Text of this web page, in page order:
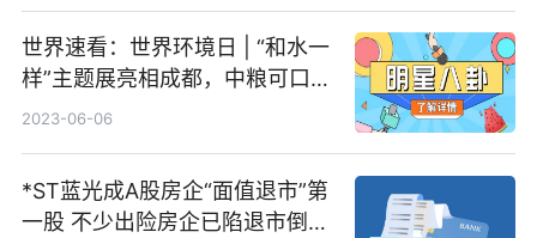
世界速看：世界环境日 | “和水一
样”主题展亮相成都，中粮可口可
乐邀你共同探索人与自然和谐共
2023-06-06
*ST蓝光成A股房企“面值退市”第
一股 不少出险房企已陷退市倒计